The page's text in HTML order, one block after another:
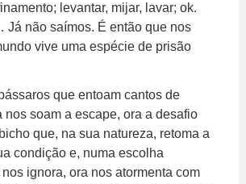
levantar, mijar, lavar; ok.
Já não saímos. É então que nos
vive uma espécie de prisão
que entoam cantos de
nos soam a escape, ora a desafio
que, na sua natureza, retoma a
condição e, numa escolha
ignora, ora nos atormenta com